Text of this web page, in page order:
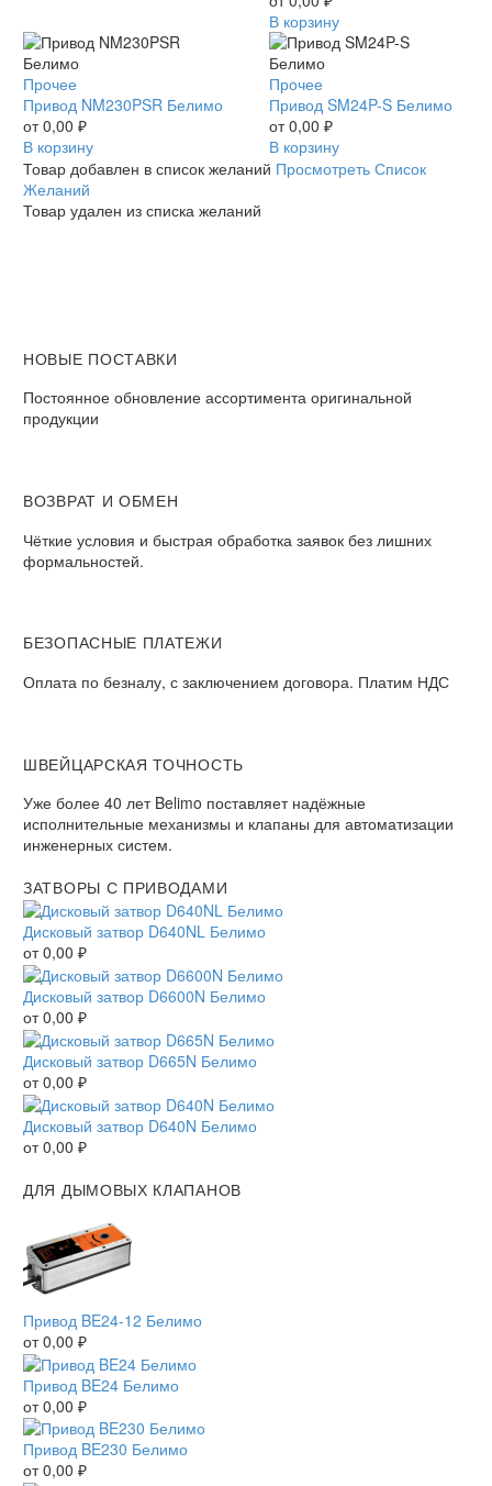
В корзину
Привод
NM230PSR
Белимо
Прочее
Привод NM230PSR Белимо
от0,00 ₽
В корзину
Привод
SM24P-
S
Белимо
Прочее
Привод SM24P-S Белимо
от0,00 ₽
В корзину
Товар добавлен в список желаний Просмотреть Список
Желаний
Товар удален из списка желаний
НОВЫЕ ПОСТАВКИ
Постоянное обновление ассортимента оригинальной
продукции
ВОЗВРАТ И ОБМЕН​
Чёткие условия и быстрая обработка заявок без лишних
формальностей.​
БЕЗОПАСНЫЕ ПЛАТЕЖИ​
Оплата по безналу, с заключением договора. Платим НДС​
ШВЕЙЦАРСКАЯ ТОЧНОСТЬ
Уже более 40 лет Belimo поставляет надёжные
исполнительные механизмы и клапаны для автоматизации
инженерных систем.
ЗАТВОРЫ С ПРИВОДАМИ
Дисковый затвор D640NL Белимо
от0,00 ₽
Дисковый затвор D6600N Белимо
от0,00 ₽
Дисковый затвор D665N Белимо
от0,00 ₽
Дисковый затвор D640N Белимо
от0,00 ₽
ДЛЯ ДЫМОВЫХ КЛАПАНОВ
Привод BE24-12 Белимо
от0,00 ₽
Привод BE24 Белимо
от0,00 ₽
Привод BE230 Белимо
от0,00 ₽